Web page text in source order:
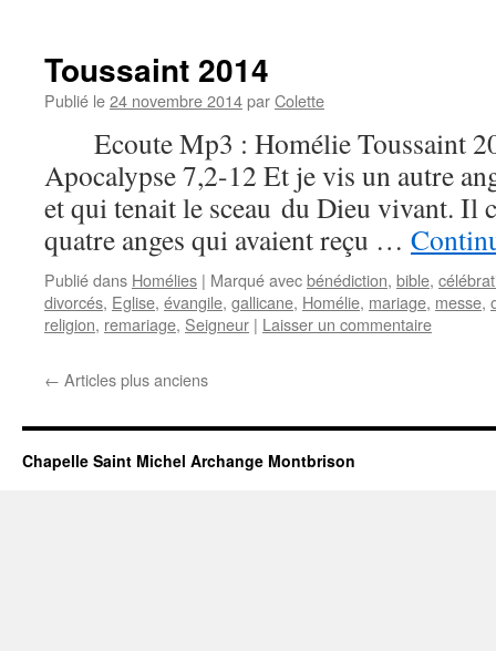
Toussaint 2014
Publié le24 novembre 2014parColette
Ecoute Mp3 : Homélie Toussaint
Apocalypse 7,2-12 Et je vis un autre
et qui tenait le sceau du Dieu vivant. Il
quatre anges qui avaient reçu …
Publié dans Homélies | Marqué avecbénédiction, bible,
divorcés, Eglise, évangile, gallicane, Homélie, mariage, messe,
religion, remariage, Seigneur | Laisser un commentaire
← Articles plus anciens
Chapelle Saint Michel Archange Montbrison